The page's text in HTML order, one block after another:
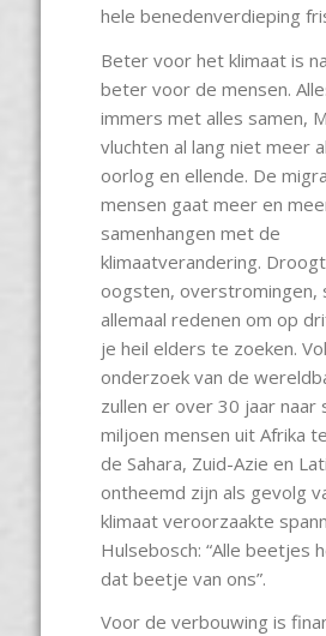
hele benedenverdieping
Beter voor het klimaat is
beter voor de mensen.
immers met alles samen,
vluchten al lang niet meer
oorlog en ellende. De
mensen gaat meer en
samenhangen met de
klimaatverandering.
oogsten, overstromingen,
allemaal redenen om op
je heil elders te zoeken.
onderzoek van de
zullen er over 30 jaar naar
miljoen mensen uit Afrika
de Sahara, Zuid-Azie en
ontheemd zijn als gevolg
klimaat veroorzaakte
Hulsebosch: “Alle beetjes
dat beetje van ons”.
Voor de verbouwing is